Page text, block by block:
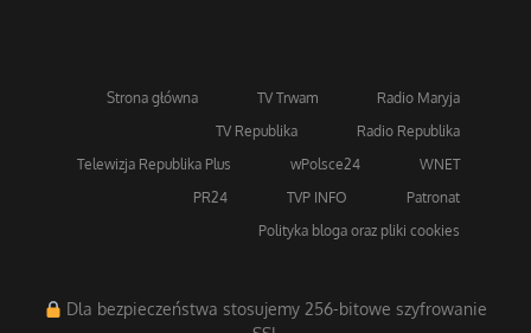
Strona główna TV Trwam
Radio Maryja
TV Republika
Radio Republika
Telewizja Republika Plus
wPolsce24
WNET
PR24
TVP INFO
Patronat
Polityka bloga oraz pliki cookies
Dla bezpieczeństwa stosujemy 256-bitowe szyfrowanie